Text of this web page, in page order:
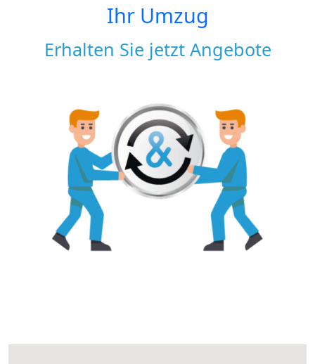
Ihr Umzug
Erhalten Sie jetzt Angebote